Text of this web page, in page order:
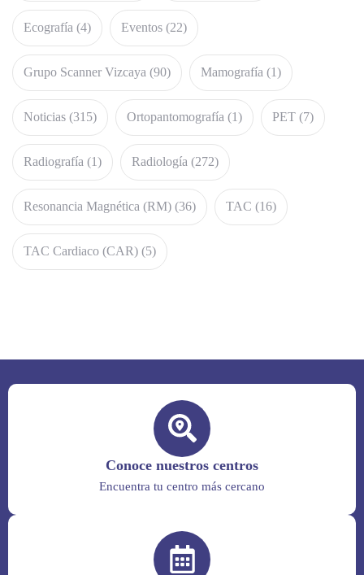
Ecografía (4) Eventos (22)
Grupo Scanner Vizcaya (90) Mamografía (1)
Noticias (315) Ortopantomografía (1) PET (7)
Radiografía (1) Radiología (272)
Resonancia Magnética (RM) (36) TAC (16)
TAC Cardiaco (CAR) (5)
Conoce nuestros centros
Encuentra tu centro más cercano